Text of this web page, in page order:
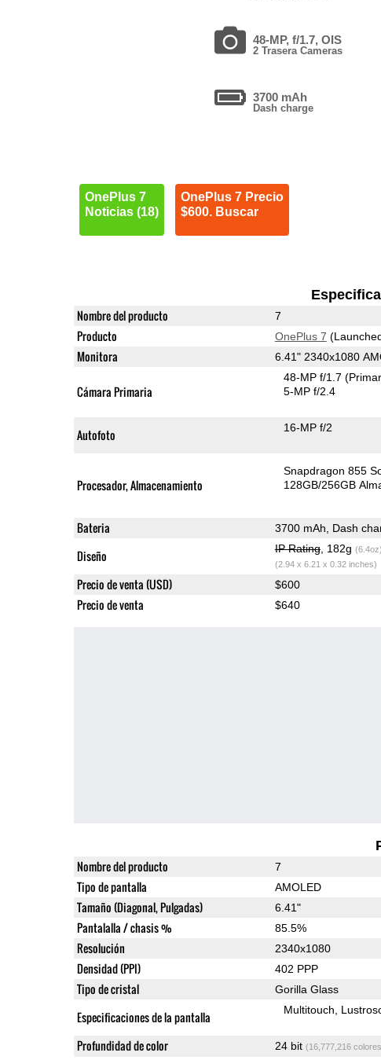
48-MP, f/1.7, OIS
2 Trasera Cameras
3700 mAh
Dash charge
OnePlus 7
Noticias (18)
OnePlus 7 Precio
$600. Buscar
Nombre del producto 7
Producto OnePlus 7
Monitora 6.41" 2340x1080
Cámara Primaria
48-MP f/1.7
5-MP f/2.4
Autofoto 16-MP f/2
Procesador, Almacenamiento
Snapdragon 855
128GB/256GB
Bateria 3700 mAh, Dash
Diseño IP Rating, 182g (6.4oz)
(2.94 x 6.21 x 0.32 inches)
Precio de venta (USD) $600
Precio de venta $640
Nombre del producto 7
Tipo de pantalla AMOLED
Tamaño (Diagonal, Pulgadas) 6.41"
Pantalalla / chasis % 85.5%
Resolución 2340x1080
Densidad (PPI) 402 PPP
Tipo de cristal Gorilla Glass
Especificaciones de la pantalla Multitouch
Profundidad de color 24 bit (16,777,216